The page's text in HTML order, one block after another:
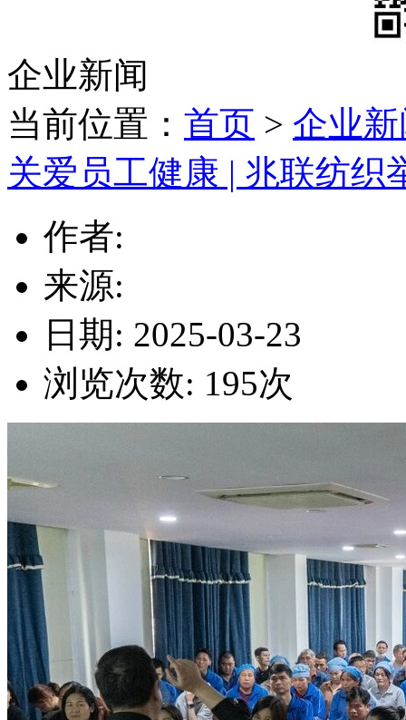
企业新闻
当前位置： 首页 > 企业
关爱员工健康 | 兆联纺织
作者:
来源:
日期: 2025-03-23
浏览次数: 195次